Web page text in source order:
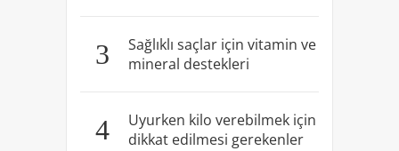
3
Sağlıklı saçlar için vitamin ve
mineral destekleri
4
Uyurken kilo verebilmek için
dikkat edilmesi gerekenler